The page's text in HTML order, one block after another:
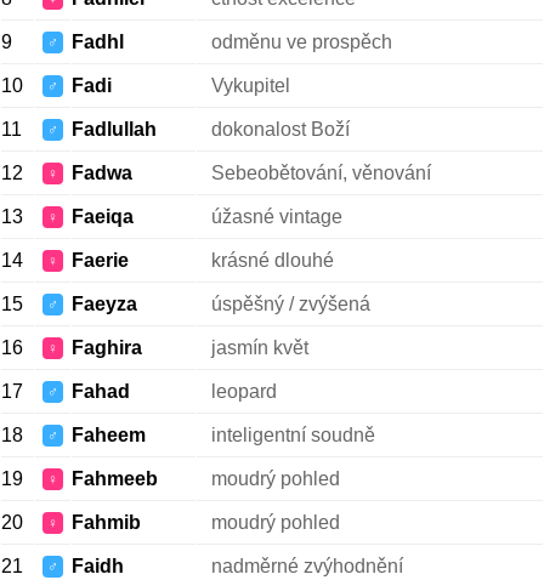
9 ♂ Fadhl odměnu ve prospěch
10 ♂ Fadi Vykupitel
11 ♂ Fadlullah dokonalost Boží
12 ♀ Fadwa Sebeobětování, věnování
13 ♀ Faeiqa úžasné vintage
14 ♀ Faerie krásné dlouhé
15 ♂ Faeyza úspěšný / zvýšená
16 ♀ Faghira jasmín květ
17 ♂ Fahad leopard
18 ♂ Faheem inteligentní soudně
19 ♀ Fahmeeb moudrý pohled
20 ♀ Fahmib moudrý pohled
21 ♂ Faidh nadměrné zvýhodnění